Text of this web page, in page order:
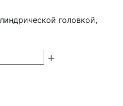
головкой,